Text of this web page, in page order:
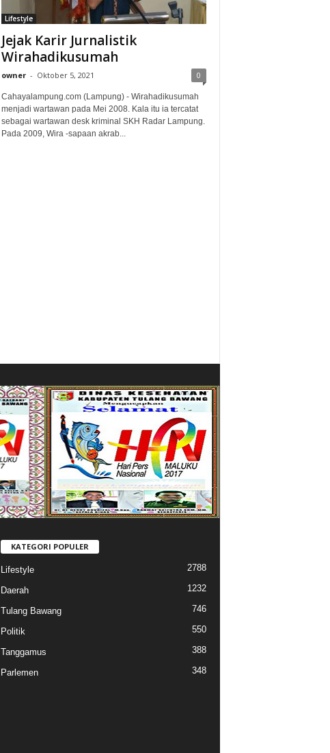
Lifestyle
Jejak Karir Jurnalistik
Wirahadikusumah
owner - Oktober 5, 2021 0
Cahayalampung.com (Lampung) - Wirahadikusumah
menjadi wartawan pada Mei 2008. Kala itu ia tercatat
sebagai wartawan desk kriminal SKH Radar Lampung.
Pada 2009, Wira -sapaan akrab...
KATEGORI POPULER
Lifestyle 2788
Daerah 1232
Tulang Bawang 746
Politik 550
Tanggamus 388
Parlemen 348